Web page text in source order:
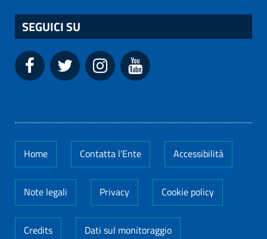
SEGUICI SU
Home Contatta l'Ente Accessibilità
Note legali Privacy Cookie policy
Credits Dati sul monitoraggio